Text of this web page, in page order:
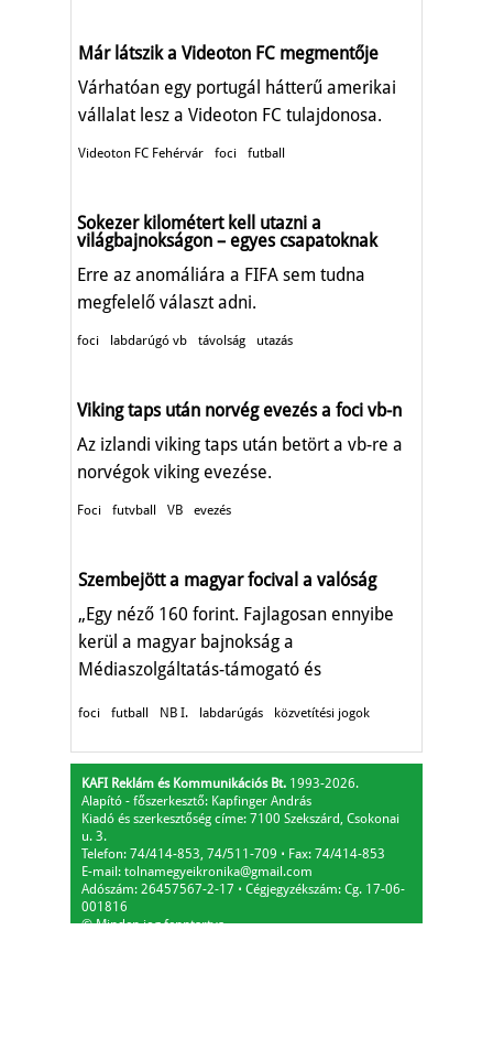
Már látszik a Videoton FC megmentője
Várhatóan egy portugál hátterű amerikai
vállalat lesz a Videoton FC tulajdonosa.
Videoton FC Fehérvár foci futball
Sokezer kilométert kell utazni a
világbajnokságon – egyes csapatoknak
Erre az anomáliára a FIFA sem tudna
megfelelő választ adni.
foci labdarúgó vb távolság utazás
Viking taps után norvég evezés a foci vb-n
Az izlandi viking taps után betört a vb-re a
norvégok viking evezése.
Foci futvball VB evezés
Szembejött a magyar focival a valóság
„Egy néző 160 forint. Fajlagosan ennyibe
kerül a magyar bajnokság a
Médiaszolgáltatás-támogató és
foci futball NB I. labdarúgás közvetítési jogok
KAFI Reklám és Kommunikációs Bt. 1993-2026.
Alapító - főszerkesztő: Kapfinger András
Kiadó és szerkesztőség címe: 7100 Szekszárd, Csokonai
u. 3.
Telefon: 74/414-853, 74/511-709 ⋅ Fax: 74/414-853
E-mail: tolnamegyeikronika@gmail.com
Adószám: 26457567-2-17 ⋅ Cégjegyzékszám: Cg. 17-06-
001816
© Minden jog fenntartva.